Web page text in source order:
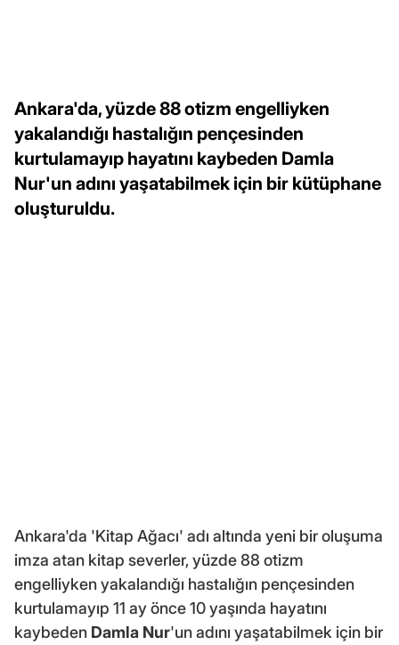
Ankara'da, yüzde 88 otizm engelliyken
yakalandığı hastalığın pençesinden
kurtulamayıp hayatını kaybeden Damla
Nur'un adını yaşatabilmek için bir kütüphane
oluşturuldu.
Ankara'da 'Kitap Ağacı' adı altında yeni bir oluşuma
imza atan kitap severler, yüzde 88 otizm
engelliyken yakalandığı hastalığın pençesinden
kurtulamayıp 11 ay önce 10 yaşında hayatını
kaybeden Damla Nur'un adını yaşatabilmek için bir